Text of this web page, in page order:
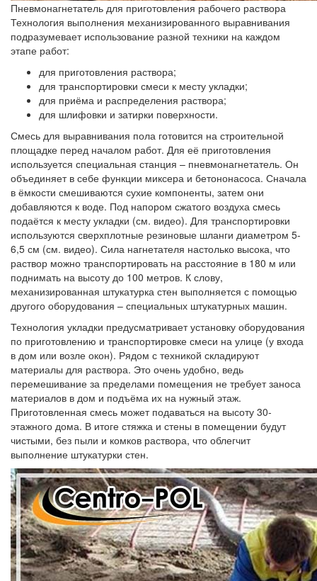
Пневмонагнетатель для приготовления рабочего раствора
Технология выполнения механизированного выравнивания
подразумевает использование разной техники на каждом
этапе работ:
для приготовления раствора;
для транспортировки смеси к месту укладки;
для приёма и распределения раствора;
для шлифовки и затирки поверхности.
Смесь для выравнивания пола готовится на строительной
площадке перед началом работ. Для её приготовления
используется специальная станция – пневмонагнетатель. Он
объединяет в себе функции миксера и бетононасоса. Сначала
в ёмкости смешиваются сухие компоненты, затем они
добавляются к воде. Под напором сжатого воздуха смесь
подаётся к месту укладки (см. видео). Для транспортировки
используются сверхплотные резиновые шланги диаметром 5-
6,5 см (см. видео). Сила нагнетателя настолько высока, что
раствор можно транспортировать на расстояние в 180 м или
поднимать на высоту до 100 метров. К слову,
механизированная штукатурка стен выполняется с помощью
другого оборудования – специальных штукатурных машин.
Технология укладки предусматривает установку оборудования
по приготовлению и транспортировке смеси на улице (у входа
в дом или возле окон). Рядом с техникой складируют
материалы для раствора. Это очень удобно, ведь
перемешивание за пределами помещения не требует заноса
материалов в дом и подъёма их на нужный этаж.
Приготовленная смесь может подаваться на высоту 30-
этажного дома. В итоге стяжка и стены в помещении будут
чистыми, без пыли и комков раствора, что облегчит
выполнение штукатурки стен.